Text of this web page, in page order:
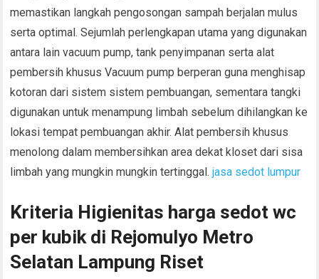
memastikan langkah pengosongan sampah berjalan mulus
serta optimal. Sejumlah perlengkapan utama yang digunakan
antara lain vacuum pump, tank penyimpanan serta alat
pembersih khusus Vacuum pump berperan guna menghisap
kotoran dari sistem sistem pembuangan, sementara tangki
digunakan untuk menampung limbah sebelum dihilangkan ke
lokasi tempat pembuangan akhir. Alat pembersih khusus
menolong dalam membersihkan area dekat kloset dari sisa
limbah yang mungkin mungkin tertinggal.jasa sedot lumpur
Kriteria Higienitas harga sedot wc
per kubik di Rejomulyo Metro
Selatan Lampung Riset